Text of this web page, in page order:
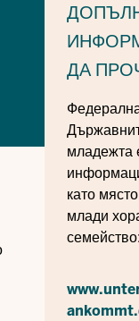
ДА
младежта
като
млади
семейство: